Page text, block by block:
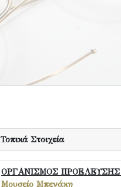
Τοπικά Στοιχεία
ΟΡΓΑΝΙΣΜΟΣ ΠΡΟΕΛΕΥΣΗΣ
Μουσείο Μπενάκη